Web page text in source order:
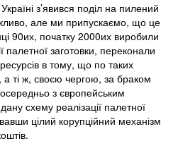
з’явився поділ на пилений
але ми припускаємо, що це
90их, початку 2000их виробили
палетної заготовки, переконали
ресурсів в тому, що по таких
ті ж, своєю чергою, за браком
з європейським
схему реалізації палетної
цілий корупційний механізм